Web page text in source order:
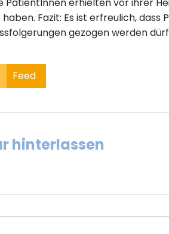
PatientInnen erhielten vor ihrer
Fazit: Es ist erfreulich,
gezogen werden
Feed
hinterlassen